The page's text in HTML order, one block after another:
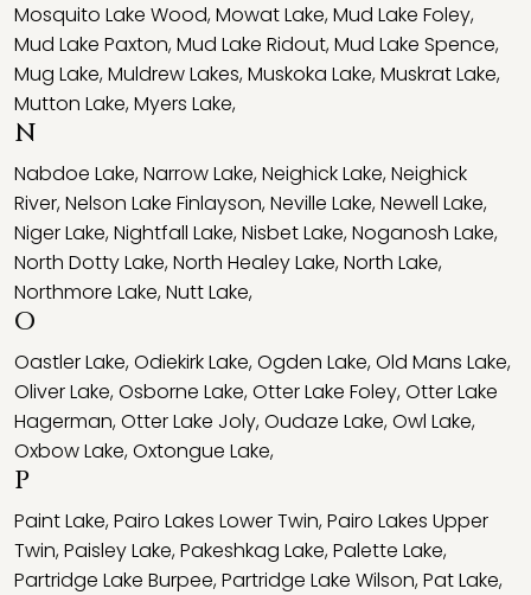
Mosquito Lake Wood,Mowat Lake,Mud Lake Foley,
Mud Lake Paxton,Mud Lake Ridout,Mud Lake Spence,
Mug Lake,Muldrew Lakes,Muskoka Lake,Muskrat Lake,
Mutton Lake,Myers Lake,
N
Nabdoe Lake,Narrow Lake,Neighick Lake,Neighick
River,Nelson Lake Finlayson,Neville Lake,Newell Lake,
Niger Lake,Nightfall Lake,Nisbet Lake,Noganosh Lake,
North Dotty Lake,North Healey Lake,North Lake,
Northmore Lake,Nutt Lake,
O
Oastler Lake,Odiekirk Lake,Ogden Lake,Old Mans Lake,
Oliver Lake,Osborne Lake,Otter Lake Foley,Otter Lake
Hagerman,Otter Lake Joly,Oudaze Lake,Owl Lake,
Oxbow Lake,Oxtongue Lake,
P
Paint Lake,Pairo Lakes Lower Twin,Pairo Lakes Upper
Twin,Paisley Lake,Pakeshkag Lake,Palette Lake,
Partridge Lake Burpee,Partridge Lake Wilson,Pat Lake,